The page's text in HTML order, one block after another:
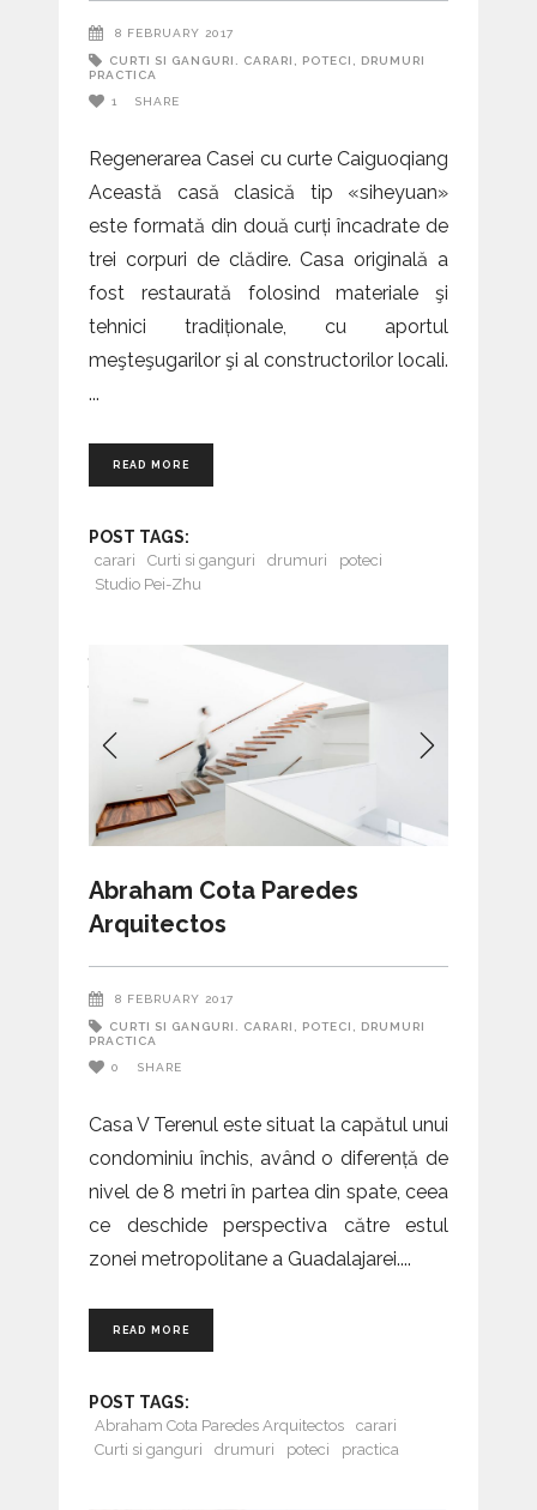
8 FEBRUARY 2017
CURTI SI GANGURI. CARARI, POTECI, DRUMURI
PRACTICA
1 SHARE
Regenerarea Casei cu curte Caiguoqiang
Această casă clasică tip «siheyuan»
este formată din două curți încadrate de
trei corpuri de clădire. Casa originală a
fost restaurată folosind materiale şi
tehnici tradiționale, cu aportul
meşteşugarilor şi al constructorilor locali.
READ MORE
POST TAGS:
carari Curti si ganguri drumuri
poteci
Studio Pei-Zhu
Abraham Cota Paredes
Arquitectos
8 FEBRUARY 2017
CURTI SI GANGURI. CARARI, POTECI, DRUMURI
PRACTICA
0 SHARE
Casa V Terenul este situat la capătul unui
condominiu închis, având o diferență de
nivel de 8 metri în partea din spate, ceea
ce deschide perspectiva către estul
zonei metropolitane a Guadalajarei.
READ MORE
POST TAGS:
Abraham Cota Paredes Arquitectos
carari
Curti si ganguri
drumuri poteci practica